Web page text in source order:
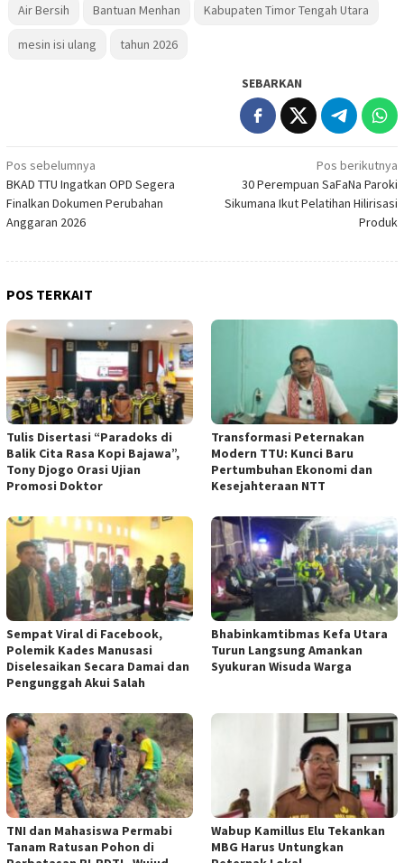
Air Bersih Bantuan Menhan Kabupaten Timor Tengah Utara
mesin isi ulang tahun 2026
SEBARKAN
Navigasi
pos
Pos sebelumnya
BKAD TTU Ingatkan OPD Segera
Finalkan Dokumen Perubahan
Anggaran 2026
Pos berikutnya
30 Perempuan SaFaNa Paroki
Sikumana Ikut Pelatihan Hilirisasi
Produk
POS TERKAIT
Tulis Disertasi “Paradoks di
Balik Cita Rasa Kopi Bajawa”,
Tony Djogo Orasi Ujian
Promosi Doktor
Transformasi Peternakan
Modern TTU: Kunci Baru
Pertumbuhan Ekonomi dan
Kesejahteraan NTT
Sempat Viral di Facebook,
Polemik Kades Manusasi
Diselesaikan Secara Damai dan
Pengunggah Akui Salah
Bhabinkamtibmas Kefa Utara
Turun Langsung Amankan
Syukuran Wisuda Warga
TNI dan Mahasiswa Permabi
Tanam Ratusan Pohon di
Wabup Kamillus Elu Tekankan
MBG Harus Untungkan